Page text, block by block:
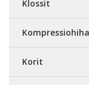
Klossit
Korit